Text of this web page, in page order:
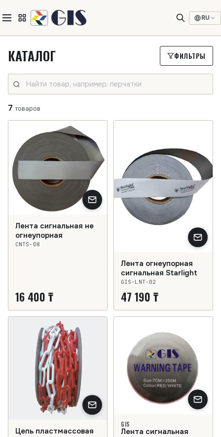
RU
КАТАЛОГ ФИЛЬТРЫ
7 товаров
Лента сигнальная не
огнеупорная
CNTS-08
16 400 ₸
Лента огнеупорная
сигнальная Starlight
GIS-LNT-02
47 190 ₸
Цепь пластмассовая
GIS
Лента сигнальная